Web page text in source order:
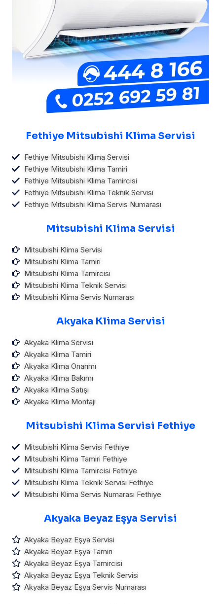
Fethiye Mitsubishi Klima Servisi
Fethiye Mitsubishi Klima Servisi
Fethiye Mitsubishi Klima Tamiri
Fethiye Mitsubishi Klima Tamircisi
Fethiye Mitsubishi Klima Teknik Servisi
Fethiye Mitsubishi Klima Servis Numarası
Mitsubishi Klima Servisi
Mitsubishi Klima Servisi
Mitsubishi Klima Tamiri
Mitsubishi Klima Tamircisi
Mitsubishi Klima Teknik Servisi
Mitsubishi Klima Servis Numarası
Akyaka Klima Servisi
Akyaka Klima Servisi
Akyaka Klima Tamiri
Akyaka Klima Onarımı
Akyaka Klima Bakımı
Akyaka Klima Satışı
Akyaka Klima Montajı
Mitsubishi Klima Servisi Fethiye
Mitsubishi Klima Servisi Fethiye
Mitsubishi Klima Tamiri Fethiye
Mitsubishi Klima Tamircisi Fethiye
Mitsubishi Klima Teknik Servisi Fethiye
Mitsubishi Klima Servis Numarası Fethiye
Akyaka Beyaz Eşya Servisi
Akyaka Beyaz Eşya Servisi
Akyaka Beyaz Eşya Tamiri
Akyaka Beyaz Eşya Tamircisi
Akyaka Beyaz Eşya Teknik Servisi
Akyaka Beyaz Eşya Servis Numarası